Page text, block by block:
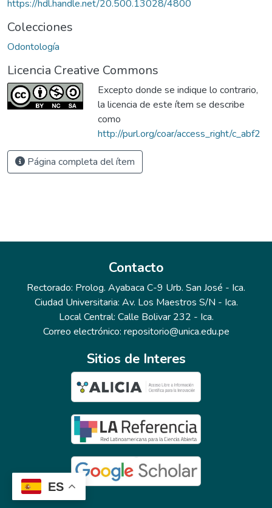
ES
https://hdl.handle.net/20.500.13028/4800
Colecciones
Odontología
Licencia Creative Commons
Excepto donde se indique lo contrario,
la licencia de este ítem se describe
como
http://purl.org/coar/access_right/c_abf2
Página completa del ítem
Contacto
Rectorado: Prolog. Ayabaca C-9 Urb. San José - Ica.
Ciudad Universitaria: Av. Los Maestros S/N - Ica.
Local Central: Calle Bolivar 232 - Ica.
Correo electrónico: repositorio@unica.edu.pe
Sitios de Interes